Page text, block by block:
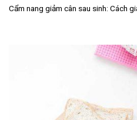
Cẩm nang giảm cân sau sinh: Cách